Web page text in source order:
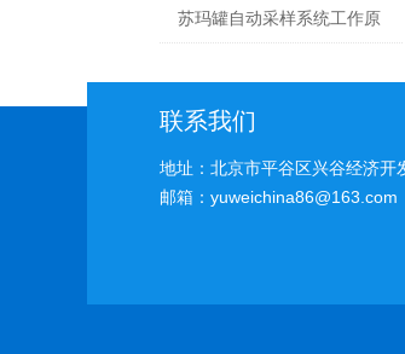
香源物质
苏玛罐自动采样系统工作原
联系我们
地址：北京市平谷区兴谷经济开
邮箱：yuweichina86@163.com